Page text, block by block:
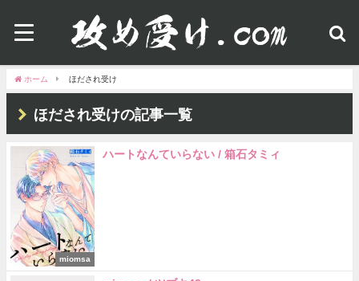
ホーム ほだされ受け
ほだされ受けの記事一覧
miomsa
ハートなんていらない / 箱石タミィ